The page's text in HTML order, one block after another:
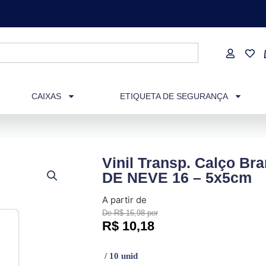
CAIXAS ETIQUETA DE SEGURANÇA
Vinil Transp. Calço
DE NEVE 16 – 5x5cm
A partir de
De R$ 16,98 por
R$ 10,18
/ 10 unid